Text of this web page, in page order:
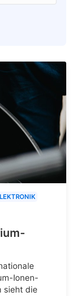
Ionen-
sieht die